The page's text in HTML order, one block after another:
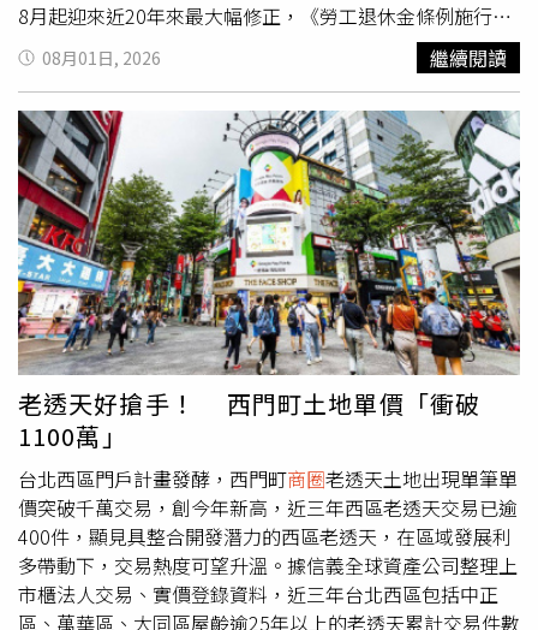
上的每一個人。
條件的首購需求，但房價仍受供需、利率、信用管制、區域
發展與產品條件共同影響。台北4大
爆空店潮？ 網揪致
命傷：百貨公司完勝韓國散戶從「FOMO變JOMO」 網喊：
底部近了月付2.1萬「只能睡陽台」！ 溫哥華租屋亂象 內行
人全說了
8月起迎來近20年來最大幅修正，《勞工退休金條例施行細
則》正式上路，共有5項重要變革，包括：新增30天猶豫
期：勞工若選擇按月請領退休金後改變心意，可於首次月退
休金：法律明定，雇主不得拒絕勞工申請自願提繳退休金
（最高6%），也不得拒絕代為收繳勞工自願提繳的退休
金。未成年遺屬請領期限延後起算：未成年遺屬請領退休金
的10年時效，改為自成年日起開始計算，保障請領權益。擴
大退休金債權保障：將勞工遺屬及指定請領人納入「退休金
權益不得讓與、抵銷或扣押」的保障範圍，避免退休金權益
受影響。新舊負責人連帶清償責任：若事業單位積欠退休金
期間更換負責人，新、舊負責人皆須連帶負擔清償責任，強
化勞工退休金保障。●「青安3.0」新增3項限制 預估近16
萬人受惠行政院拍板推出「青安3.0」方案，自8月1日起正
式上路，新制新增年齡、所得及房屋總價等3項申貸限制，
盼讓資源更聚焦於符合資格的首購族。政府指出，依據青安
2.0申貸資料推估，未來約有近16萬人符合新制資格。至於
新增家庭年所得200萬元的排富門檻，則是參考主計總處
113年家庭收支調查結果訂定。●學貸利率降至0.775％
政府補貼1％利息教育部推出新版就學貸款措施，自115學
年度起，畢業後開始還款的學生，學貸利率將由原本
1.775％調降至0.775％，差額1％由政府全額補貼，同時延
08月01日, 2026 繼續閱讀
老透天好搶手！ 西門町土地單價「衝破
1100萬」
台北西區門戶計畫發酵，西門町商圈老透天土地出現單筆單
價突破千萬交易，創今年新高，近三年西區老透天交易已逾
400件，顯見具整合開發潛力的西區老透天，在區域發展利
多帶動下，交易熱度可望升溫。據信義全球資產公司整理上
市櫃法人交易、實價登錄資料，近三年台北西區包括中正
區、萬華區、大同區屋齡逾25年以上的老透天累計交易件數